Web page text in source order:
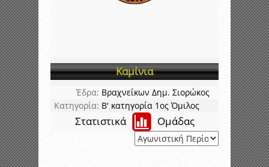
Καμίνια
Έδρα: Βραχνεΐκων Δημ. Σιορώκος
Κατηγορία: Β' κατηγορία 1ος Όμιλος
Στατιστικά Ομάδας